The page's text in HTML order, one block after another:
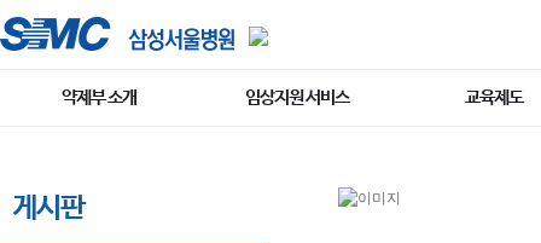
약제부 소개 임상지원 서비스 교육제도
게시판